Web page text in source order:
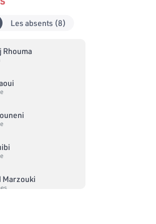
Les absents (8)
Rhouma
Marzouki